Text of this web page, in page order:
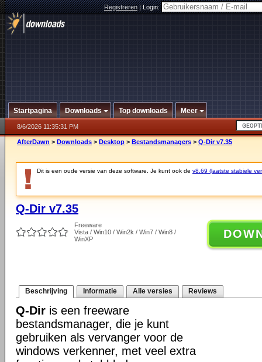
Registreren|Login:
Startpagina Downloads Top downloads Meer
8/6/2026 11:35:31 PM
AfterDawn > Downloads > Desktop > Bestandsmanagers > Q-Dir v7.35
Dit is een oude versie van deze software. Je kunt ook de v8.69 (laatste stabiele
Q-Dir v7.35
Freeware
Vista / Win10 / Win2k / Win7 / Win8 /
WinXP
Beschrijving Informatie Alle versies Reviews
Q-Dir is een freeware
bestandsmanager, die je kunt
gebruiken als vervanger voor de
windows verkenner, met veel extra